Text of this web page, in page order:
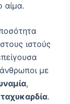
αίμα.
ιστούς
με
,
ταχυκαρδία.